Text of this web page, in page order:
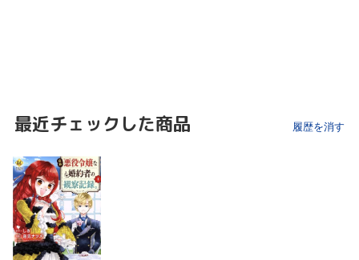
最近チェックした商品 履歴を消す